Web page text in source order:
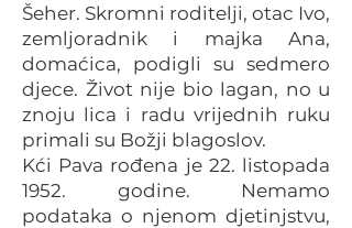
Šeher. Skromni roditelji, otac Ivo,
zemljoradnik i majka Ana,
domaćica, podigli su sedmero
djece. Život nije bio lagan, no u
znoju lica i radu vrijednih ruku
primali su Božji blagoslov.
Kći Pava rođena je 22. listopada
1952. godine. Nemamo
podataka o njenom djetinjstvu,